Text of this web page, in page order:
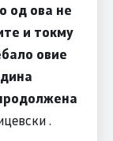
од ова не
и токму
овие
.